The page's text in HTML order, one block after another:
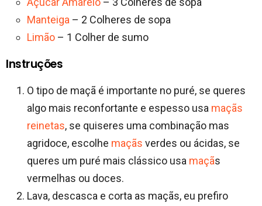
Manteiga – 2 Colheres de sopa
Limão – 1 Colher de sumo
Instruções
O tipo de maçã é importante no puré, se queres
algo mais reconfortante e espesso usa maçãs
reinetas, se quiseres uma combinação mas
agridoce, escolhe maçãs verdes ou ácidas, se
queres um puré mais clássico usa maçãs
vermelhas ou doces.
Lava, descasca e corta as maçãs, eu prefiro